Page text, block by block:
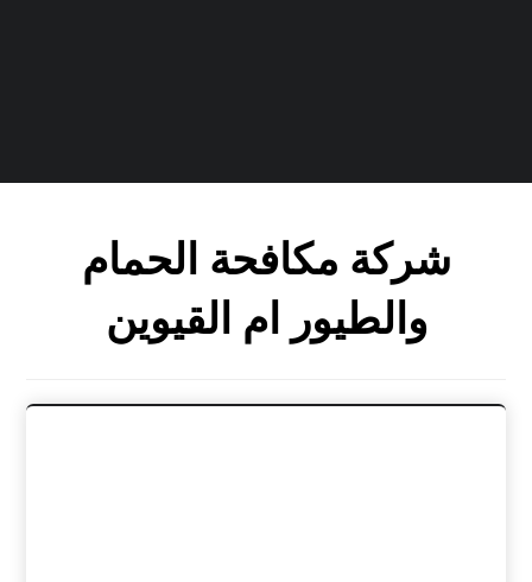
شركة مكافحة الحمام
والطيور ام القيوين